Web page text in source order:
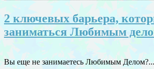
2 ключевых барьера,
заниматься Любимым
Вы еще не занимаетесь Любимым Делом?...